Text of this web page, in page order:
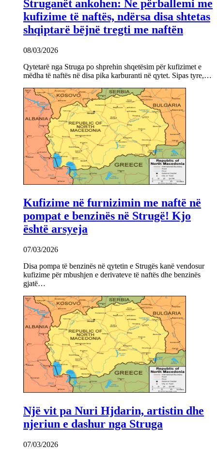
Struganët ankohen: Ne përballemi me
kufizime të naftës, ndërsa disa shtetas
shqiptarë bëjnë tregti me naftën
08/03/2026
Qytetarë nga Struga po shprehin shqetësim për kufizimet e
mëdha të naftës në disa pika karburanti në qytet. Sipas tyre,…
Kufizime në furnizimin me naftë në
pompat e benzinës në Strugë! Kjo
është arsyeja
07/03/2026
Disa pompa të benzinës në qytetin e Strugës kanë vendosur
kufizime për mbushjen e derivateve të naftës dhe benzinës
gjatë…
Një vit pa Nuri Hjdarin, artistin dhe
njeriun e dashur nga Struga
07/03/2026